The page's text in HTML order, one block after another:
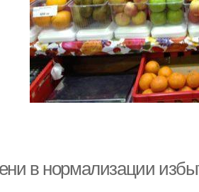
в нормализации